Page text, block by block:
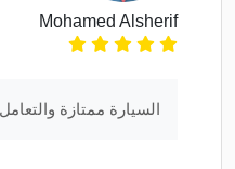
Mohamed Alsherif
السيارة ممتازة